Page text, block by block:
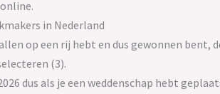
in Nederland
op een rij hebt en dus gewonnen bent,
(3).
dus als je een weddenschap hebt